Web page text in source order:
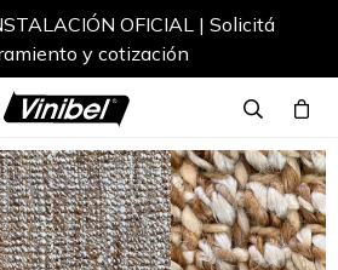
OFICIAL | Solicitá
y cotización